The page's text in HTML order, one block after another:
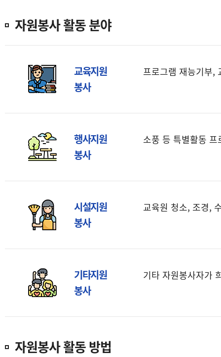
자원봉사 활동 분야
교육지원
봉사
프로그램 재능기부,
행사지원
봉사
소풍 등 특별활동 프
시설지원
봉사
교육원 청소, 조경,
기타지원
봉사
기타 자원봉사자가
자원봉사 활동 방법